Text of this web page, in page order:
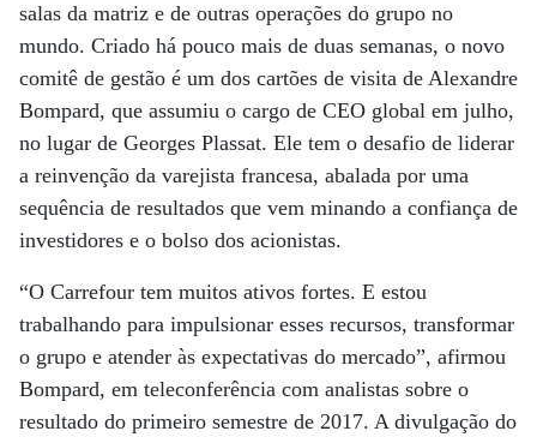
salas da matriz e de outras operações do grupo no
mundo. Criado há pouco mais de duas semanas, o novo
comitê de gestão é um dos cartões de visita de Alexandre
Bompard, que assumiu o cargo de CEO global em julho,
no lugar de Georges Plassat. Ele tem o desafio de liderar
a reinvenção da varejista francesa, abalada por uma
sequência de resultados que vem minando a confiança de
investidores e o bolso dos acionistas.
“O Carrefour tem muitos ativos fortes. E estou
trabalhando para impulsionar esses recursos, transformar
o grupo e atender às expectativas do mercado”, afirmou
Bompard, em teleconferência com analistas sobre o
resultado do primeiro semestre de 2017. A divulgação do